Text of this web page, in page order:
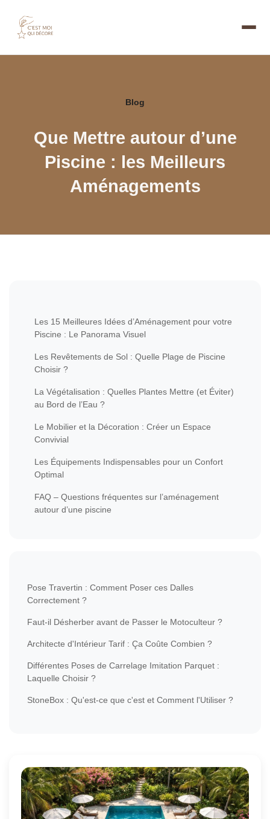
Blog
Que Mettre autour d’une
Piscine : les Meilleurs
Aménagements
Les 15 Meilleures Idées d’Aménagement pour votre
Piscine : Le Panorama Visuel
Les Revêtements de Sol : Quelle Plage de Piscine
Choisir ?
La Végétalisation : Quelles Plantes Mettre (et Éviter)
au Bord de l’Eau ?
Le Mobilier et la Décoration : Créer un Espace
Convivial
Les Équipements Indispensables pour un Confort
Optimal
FAQ – Questions fréquentes sur l’aménagement
autour d’une piscine
Pose Travertin : Comment Poser ces Dalles
Correctement ?
Faut-il Désherber avant de Passer le Motoculteur ?
Architecte d'Intérieur Tarif : Ça Coûte Combien ?
Différentes Poses de Carrelage Imitation Parquet :
Laquelle Choisir ?
StoneBox : Qu'est-ce que c'est et Comment l'Utiliser ?